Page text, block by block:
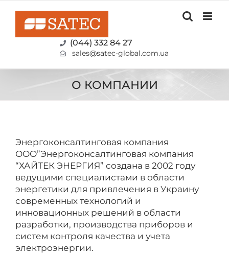
content
(044) 332 84 27
sales@satec-global.com.ua
О КОМПАНИИ
Энергоконсалтинговая компания
ООО”Энергоконсалтинговая компания
“ХАЙТЕК ЭНЕРГИЯ” создана в 2002 году
ведущими специалистами в области
энергетики для привлечения в Украину
современных технологий и
инновационных решений в области
разработки, производства приборов и
систем контроля качества и учета
электроэнергии.